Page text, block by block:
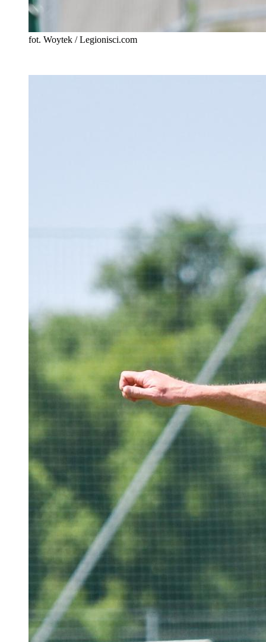
fot. Woytek / Legionisci.com